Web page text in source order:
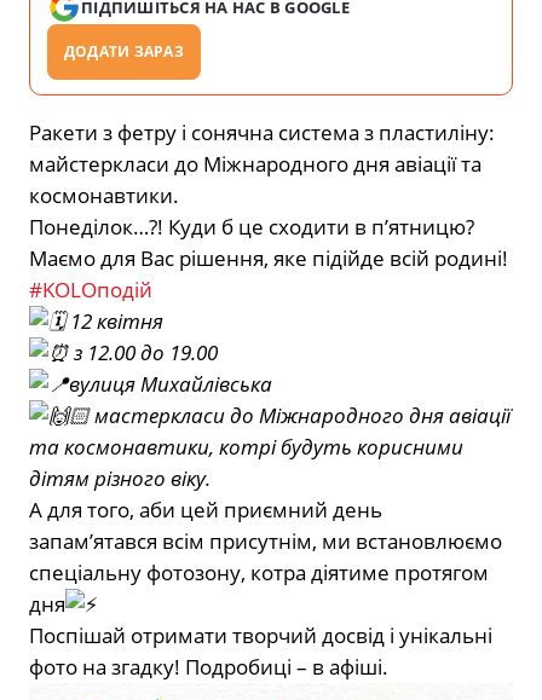
ПІДПИШІТЬСЯ НА НАС В GOOGLE
ДОДАТИ ЗАРАЗ
Ракети з фетру і сонячна система з пластиліну:
майстеркласи до Міжнародного дня авіації та
космонавтики.
Понеділок…?! Куди б це сходити в п’ятницю?
Маємо для Вас рішення, яке підійде всій родині!
#KOLOподій
12 квітня
з 12.00 до 19.00
вулиця Михайлівська
мастеркласи до Міжнародного дня авіації
та космонавтики, котрі будуть корисними
дітям різного віку.
А для того, аби цей приємний день
запам’ятався всім присутнім, ми встановлюємо
спеціальну фотозону, котра діятиме протягом
дня
Поспішай отримати творчий досвід і унікальні
фото на згадку! Подробиці – в афіші.